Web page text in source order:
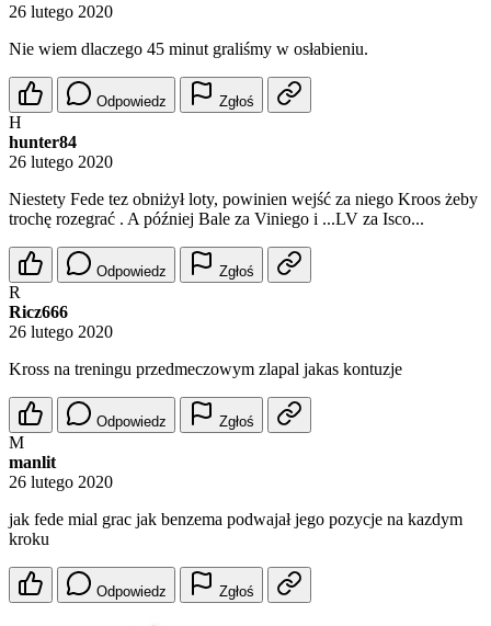
26 lutego 2020
Nie wiem dlaczego 45 minut graliśmy w osłabieniu.
Odpowiedz Zgłoś
H
hunter84
26 lutego 2020
Niestety Fede tez obniżył loty, powinien wejść za niego Kroos żeby
trochę rozegrać . A później Bale za Viniego i ...LV za Isco...
Odpowiedz Zgłoś
R
Ricz666
26 lutego 2020
Kross na treningu przedmeczowym zlapal jakas kontuzje
Odpowiedz Zgłoś
M
manlit
26 lutego 2020
jak fede mial grac jak benzema podwajał jego pozycje na kazdym
kroku
Odpowiedz Zgłoś